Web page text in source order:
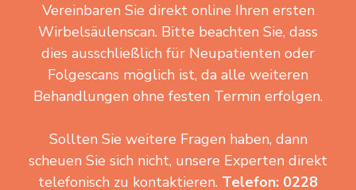
Vereinbaren Sie direkt online Ihren ersten
Wirbelsäulenscan. Bitte beachten Sie, dass
dies ausschließlich für Neupatienten oder
Folgescans möglich ist, da alle weiteren
Behandlungen ohne festen Termin erfolgen.
Sollten Sie weitere Fragen haben, dann
scheuen Sie sich nicht, unsere Experten direkt
telefonisch zu kontaktieren. Telefon: 0228